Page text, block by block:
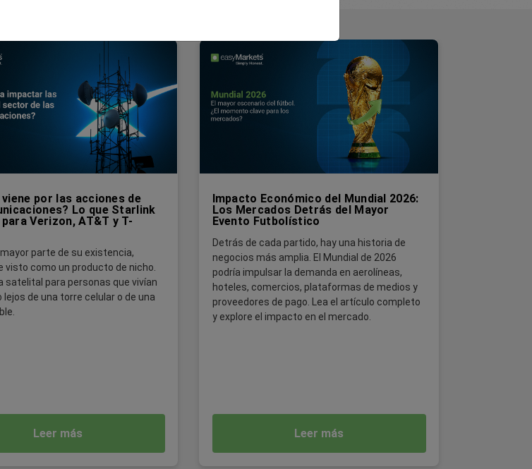
viene por las acciones de
Lo que Starlink
Verizon, AT&T y T-
parte de su existencia,
visto como un producto de nicho.
satelital para personas que vivían
lejos de una torre celular o de una
Leer más
Impacto Económico del Mundial 2026:
Los Mercados Detrás del Mayor
Evento Futbolístico
Detrás de cada partido, hay una historia de
negocios más amplia. El Mundial de 2026
podría impulsar la demanda en aerolíneas,
hoteles, comercios, plataformas de medios y
proveedores de pago. Lea el artículo completo
y explore el impacto en el mercado.
Leer más